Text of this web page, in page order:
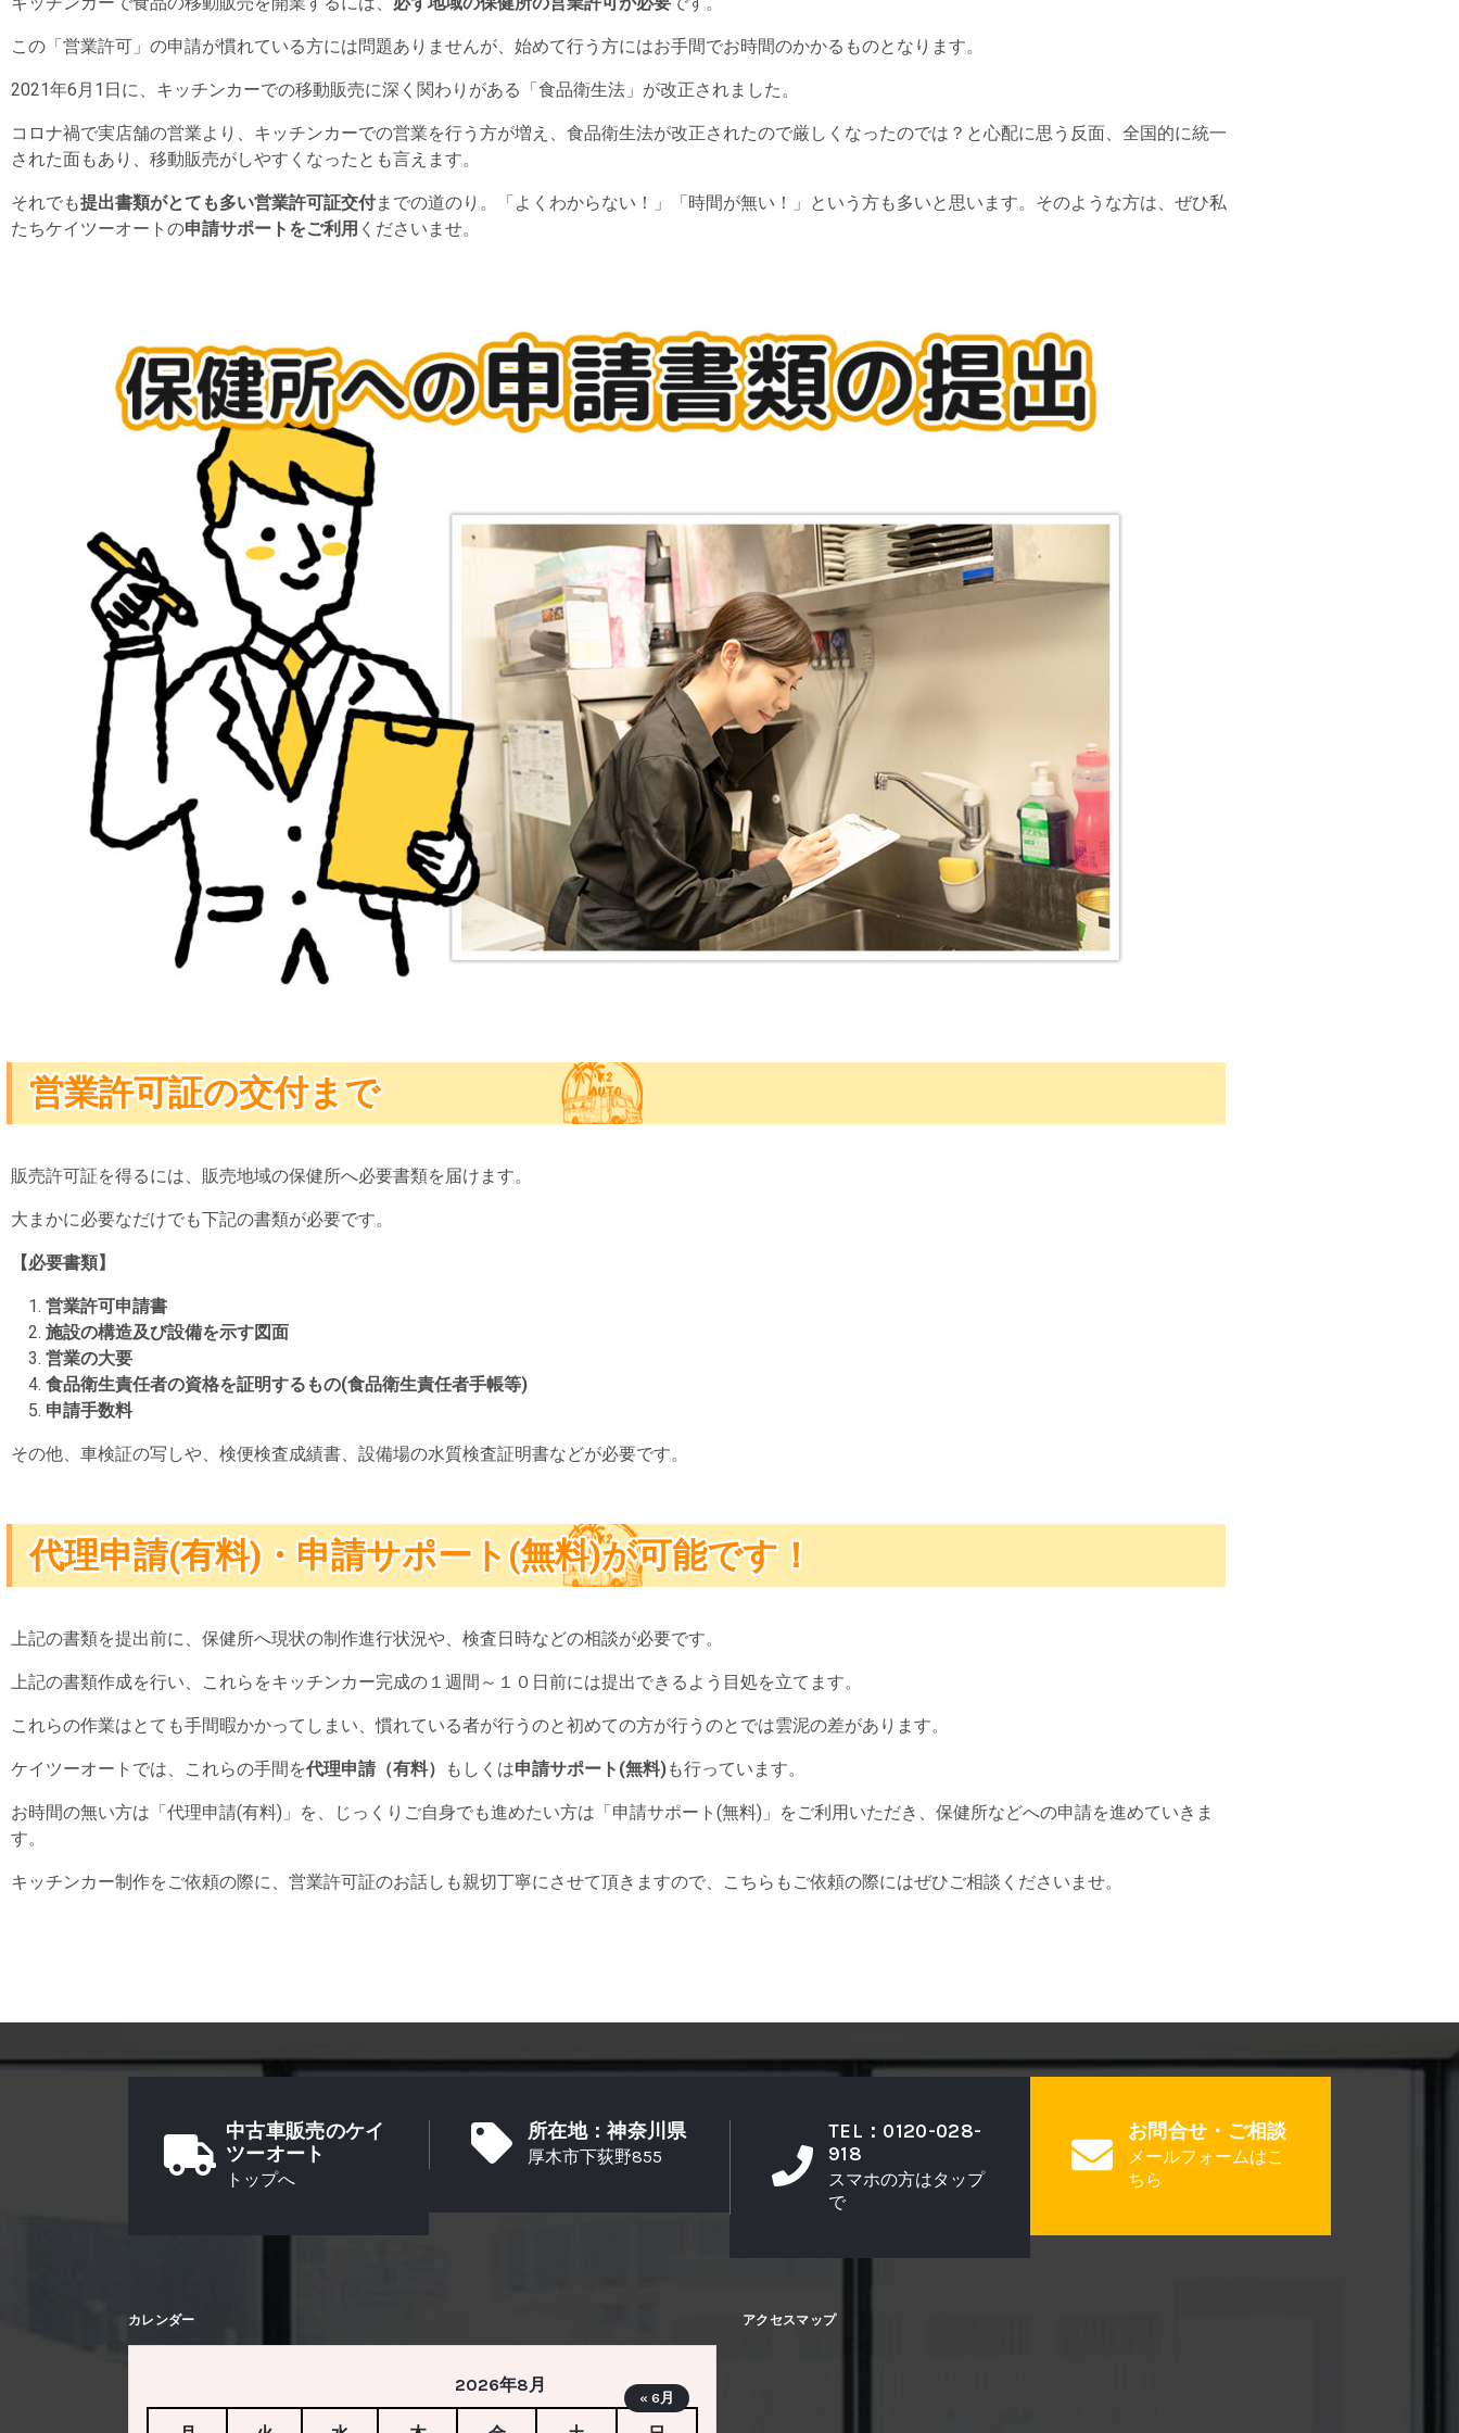
この「営業許可」の申請が慣れている方には問題ありませんが、始めて行う方にはお手間でお時間のかかるものとなります。
2021年6月1日に、キッチンカーでの移動販売に深く関わりがある「食品衛生法」が改正されました。
コロナ禍で実店舗の営業より、キッチンカーでの営業を行う方が増え、食品衛生法が改正されたので厳しくなったのでは？と心配に思う反面、全国的に統一
された面もあり、移動販売がしやすくなったとも言えます。
それでも提出書類がとても多い営業許可証交付までの道のり。「よくわからない！」「時間が無い！」という方も多いと思います。そのような方は、ぜひ私
たちケイツーオートの申請サポートをご利用 くださいませ。
営業許可証の交付まで
販売許可証を得るには、販売地域の保健所へ必要書類を届けます。
大まかに必要なだけでも下記の書類が必要です。
【必要書類】
営業許可申請書
施設の構造及び設備を示す図面
営業の大要
食品衛生責任者の資格を証明するもの(食品衛生責任者手帳等)
申請手数料
その他、車検証の写しや、検便検査成績書、設備場の水質検査証明書などが必要です。
代理申請(有料)・申請サポート(無料)が可能です！
上記の書類を提出前に、保健所へ現状の制作進行状況や、検査日時などの相談が必要です。
上記の書類作成を行い、これらをキッチンカー完成の１週間～１０日前には提出できるよう目処を立てます。
これらの作業はとても手間暇かかってしまい、慣れている者が行うのと初めての方が行うのとでは雲泥の差があります。
ケイツーオートでは、これらの手間を代理申請（有料） もしくは申請サポート(無料)も行っています。
お時間の無い方は「代理申請(有料)」を、じっくりご自身でも進めたい方は「申請サポート(無料)」をご利用いただき、保健所などへの申請を進めていきま
す。
キッチンカー制作をご依頼の際に、営業許可証のお話しも親切丁寧にさせて頂きますので、こちらもご依頼の際にはぜひご相談くださいませ。
中古車販売のケイ
ツーオート
トップへ
所在地：神奈川県
厚木市下荻野855
TEL：0120-028-
918
スマホの方はタップ
で
お問合せ・ご相談
メールフォームはこ
ちら
カレンダー
2026年8月
« 6月
アクセスマップ